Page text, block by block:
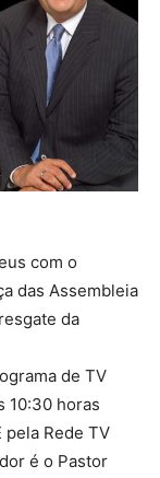
com o
das Assembleia
da
de TV
10:30 horas
pela Rede TV
é o Pastor